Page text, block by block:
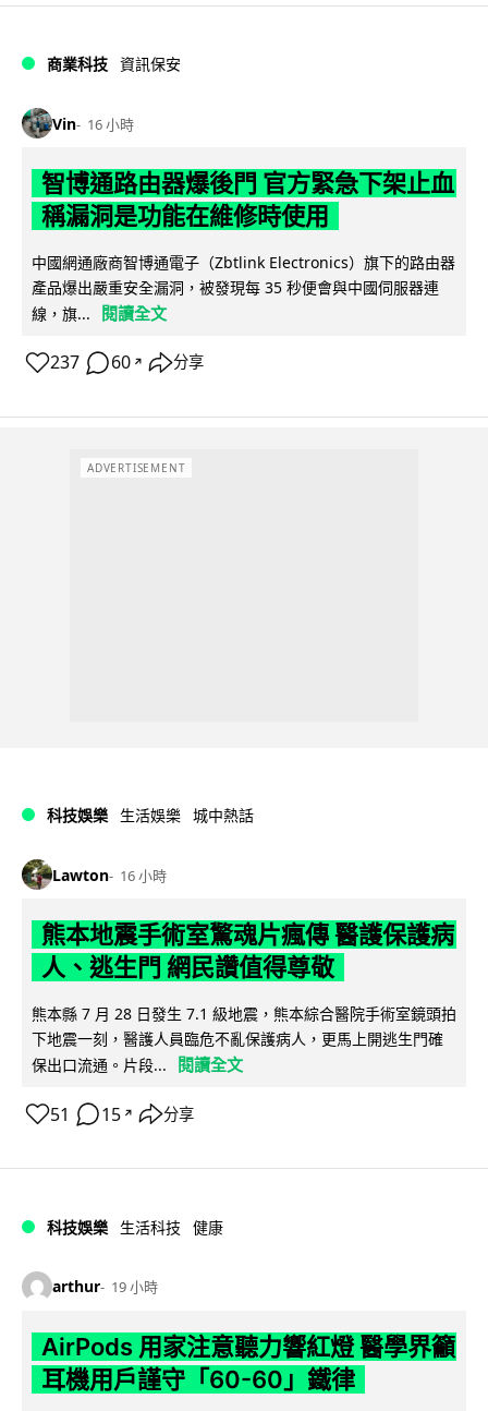
商業科技 資訊保安
Vin 16 小時
智博通路由器爆後門 官方緊急下架止血
稱漏洞是功能在維修時使用
中國網通廠商智博通電子（Zbtlink Electronics）旗下的路由器
產品爆出嚴重安全漏洞，被發現每 35 秒便會與中國伺服器連
線，旗...
閱讀全文
237 60 ↗ 分享
ADVERTISEMENT
科技娛樂 生活娛樂 城中熱話
Lawton 16 小時
熊本地震手術室驚魂片瘋傳 醫護保護病
人、逃生門 網民讚值得尊敬
熊本縣 7 月 28 日發生 7.1 級地震，熊本綜合醫院手術室鏡頭拍
下地震一刻，醫護人員臨危不亂保護病人，更馬上開逃生門確
保出口流通。片段...
閱讀全文
51 15 ↗ 分享
科技娛樂 生活科技 健康
arthur 19 小時
AirPods 用家注意聽力響紅燈 醫學界籲
耳機用戶謹守「60-60」鐵律